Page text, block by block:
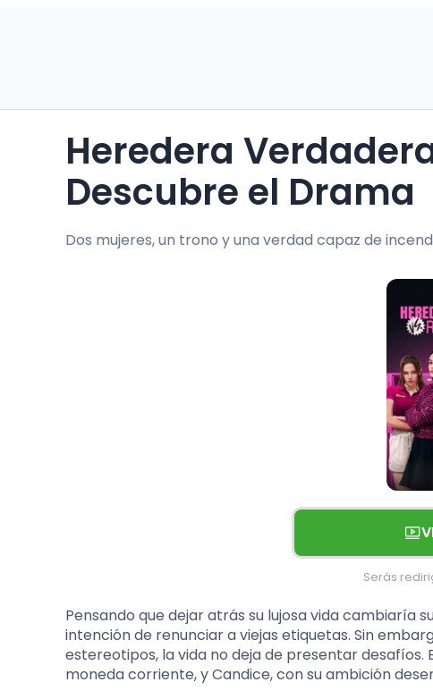
Heredera Verdadera vs Reina Falsa:
Descubre el Drama
Dos mujeres, un trono y una verdad capaz de
Serás
Pensando que dejar atrás su lujosa vida cambiaría
intención de renunciar a viejas etiquetas. Sin
estereotipos, la vida no deja de presentar
moneda corriente, y Candice, con su ambición